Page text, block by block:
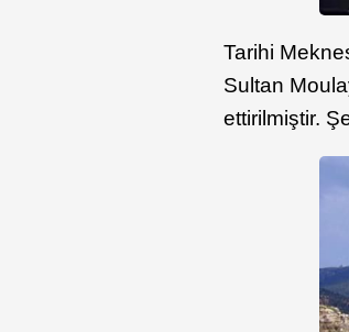
Tarihi
Sultan
ettirilmiştir.